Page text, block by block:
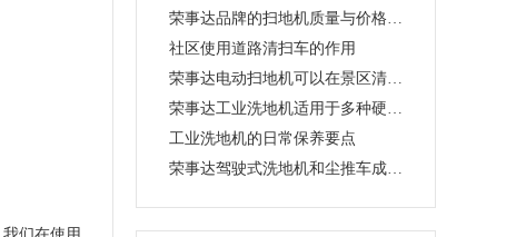
荣事达品牌的扫地机质量与价格怎么样，适合在工厂使用吗
社区使用道路清扫车的作用
荣事达电动扫地机可以在景区清洁卫生
荣事达工业洗地机适用于多种硬质地面使用
工业洗地机的日常保养要点
荣事达驾驶式洗地机和尘推车成为停车场标配设备